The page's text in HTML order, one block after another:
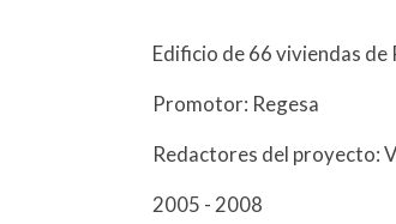
Edificio de 66 viviendas
Promotor: Regesa
Redactores del proyecto:
2005 - 2008